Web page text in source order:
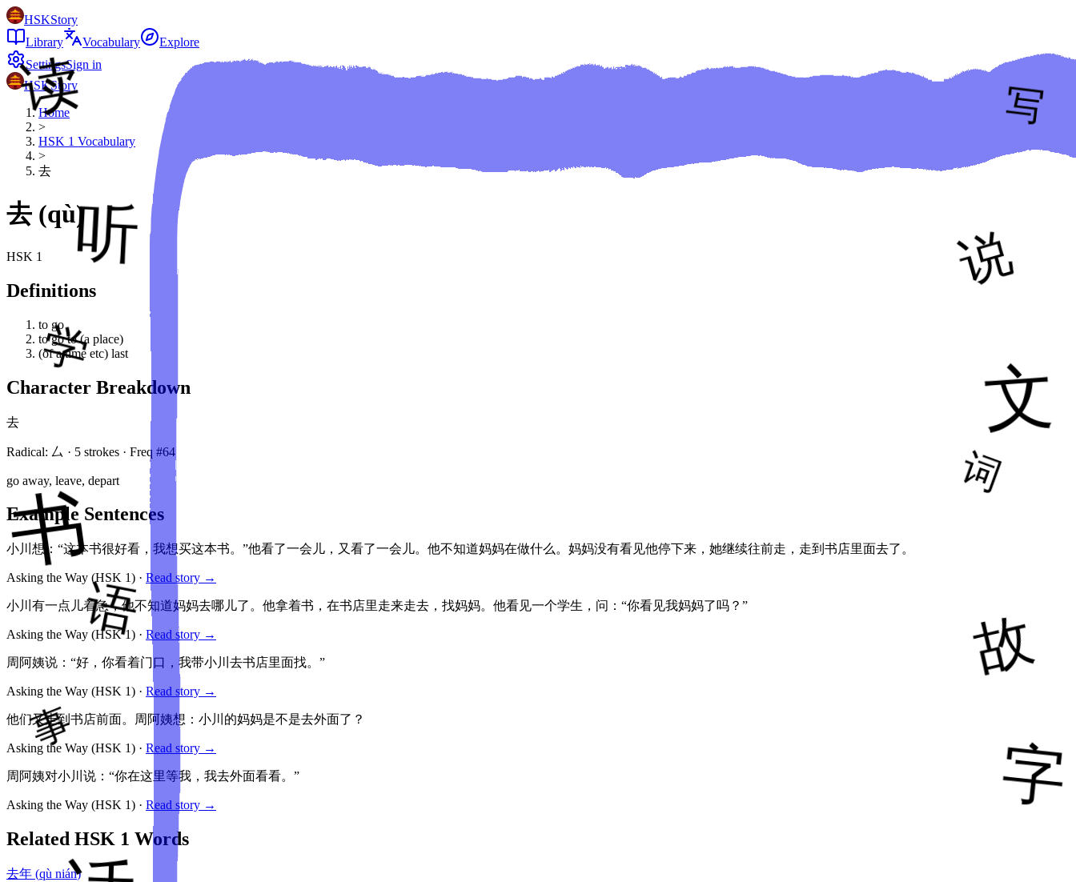
HSKStory
Library
Vocabulary
Explore
SettingsSign in
HSKStory
Home
>
HSK 1 Vocabulary
>
去
去 (qù)
HSK 1
Definitions
to go
to go to (a place)
(of a time etc) last
Character Breakdown
去
Radical: 厶 · 5 strokes · Freq #64
go away, leave, depart
Example Sentences
小川想：“这本书很好看，我想买这本书。”他看了一会儿，又看了一会儿。他不知道妈妈在做什么。妈妈没有看见他停下来，她继续往前走，走到书店里面去了。
Asking the Way (HSK 1) · Read story →
小川有一点儿着急，他不知道妈妈去哪儿了。他拿着书，在书店里走来走去，找妈妈。他看见一个学生，问：“你看见我妈妈了吗？”
Asking the Way (HSK1) · Read story →
周阿姨说：“好，你看着门口，我带小川去书店里面找。”
Asking the Way (HSK 1) · Read story →
他们又走到书店前面。周阿姨想：小川的妈妈是不是去外面了？
Asking the Way (HSK 1) · Read story →
周阿姨对小川说：“你在这里等我，我去外面看看。”
Asking the Way (HSK 1) · Read story →
Related HSK 1 Words
去年 (qù nián)